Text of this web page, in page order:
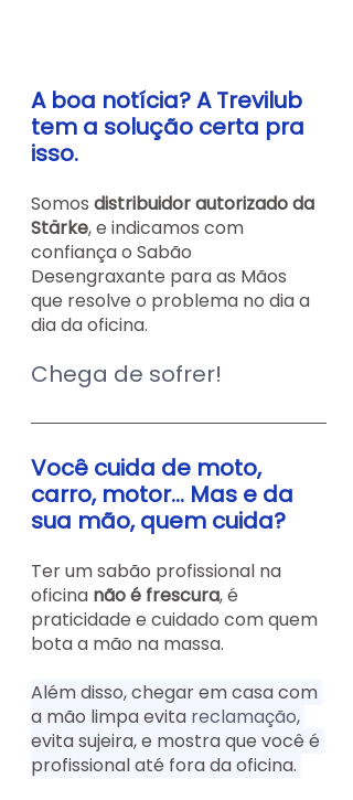
A boa notícia? A Trevilub
tem a solução certa pra
isso.
Somos distribuidor autorizado da
Stärke, e indicamos com
confiança o Sabão
Desengraxante para as Mãos
que resolve o problema no dia a
dia da oficina.
Chega de sofrer!
Você cuida de moto,
carro, motor... Mas e da
sua mão, quem cuida?
Ter um sabão profissional na
oficina não é frescura, é
praticidade e cuidado com quem
bota a mão na massa.
Além disso, chegar em casa com
a mão limpa evita reclamação,
evita sujeira, e mostra que você é
profissional até fora da oficina.